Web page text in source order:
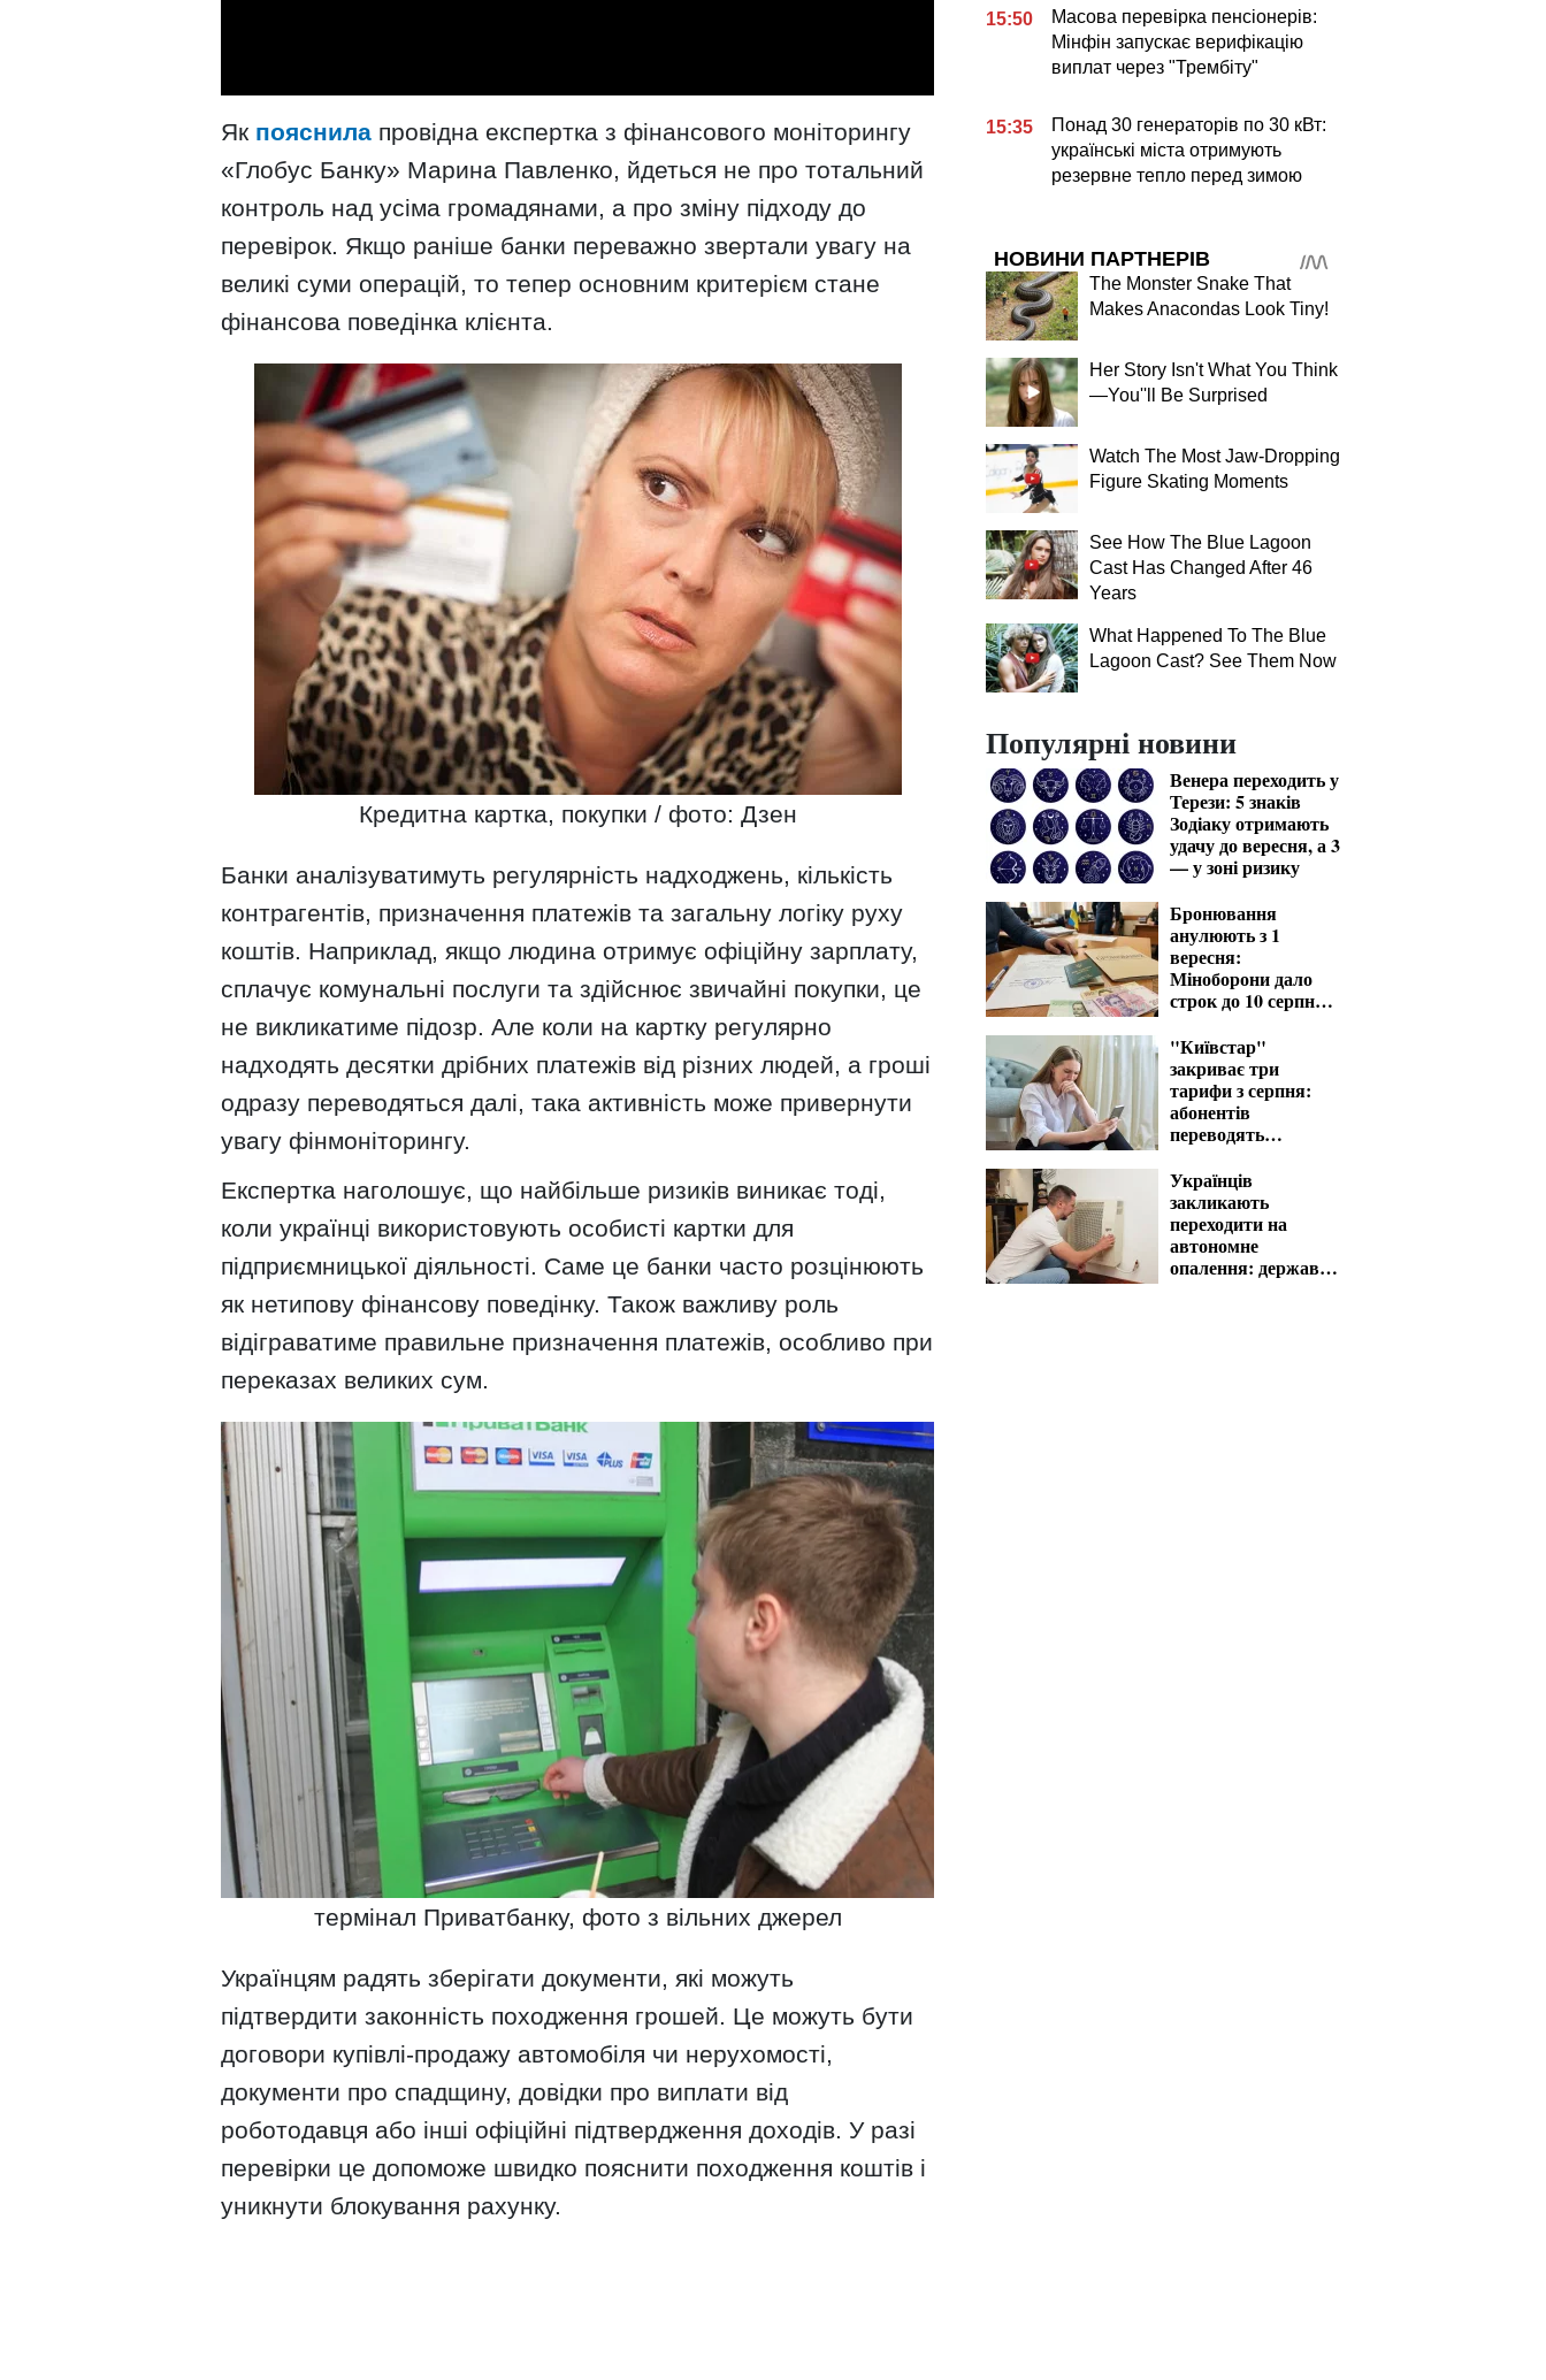
Як пояснила провідна експертка з фінансового моніторингу
«Глобус Банку» Марина Павленко, йдеться не про тотальний
контроль над усіма громадянами, а про зміну підходу до
перевірок. Якщо раніше банки переважно звертали увагу на
великі суми операцій, то тепер основним критерієм стане
фінансова поведінка клієнта.
Кредитна картка, покупки / фото: Дзен
Банки аналізуватимуть регулярність надходжень, кількість
контрагентів, призначення платежів та загальну логіку руху
коштів. Наприклад, якщо людина отримує офіційну зарплату,
сплачує комунальні послуги та здійснює звичайні покупки, це
не викликатиме підозр. Але коли на картку регулярно
надходять десятки дрібних платежів від різних людей, а гроші
одразу переводяться далі, така активність може привернути
увагу фінмоніторингу.
Експертка наголошує, що найбільше ризиків виникає тоді,
коли українці використовують особисті картки для
підприємницької діяльності. Саме це банки часто розцінюють
як нетипову фінансову поведінку. Також важливу роль
відіграватиме правильне призначення платежів, особливо при
переказах великих сум.
термінал Приватбанку, фото з вільних джерел
Українцям радять зберігати документи, які можуть
підтвердити законність походження грошей. Це можуть бути
договори купівлі-продажу автомобіля чи нерухомості,
документи про спадщину, довідки про виплати від
роботодавця або інші офіційні підтвердження доходів. У разі
перевірки це допоможе швидко пояснити походження коштів і
уникнути блокування рахунку.
15:50
Масова перевірка пенсіонерів:
Мінфін запускає верифікацію
виплат через "Трембіту"
15:35
Понад 30 генераторів по 30 кВт:
українські міста отримують
резервне тепло перед зимою
НОВИНИ ПАРТНЕРІВ
The Monster Snake That
Makes Anacondas Look Tiny!
Her Story Isn't What You Think
—You''ll Be Surprised
Watch The Most Jaw‑Dropping
Figure Skating Moments
See How The Blue Lagoon
Cast Has Changed After 46
Years
What Happened To The Blue
Lagoon Cast? See Them Now
Популярні новини
Венера переходить у
Терези: 5 знаків
Зодіаку отримають
удачу до вересня, а 3
— у зоні ризику
Бронювання
анулюють з 1
вересня:
Міноборони дало
строк до 10 серпня
підприємств
"Київстар"
закриває три
тарифи з серпня:
абонентів
переводять
Українців
закликають
переходити на
автономне
опалення: держава